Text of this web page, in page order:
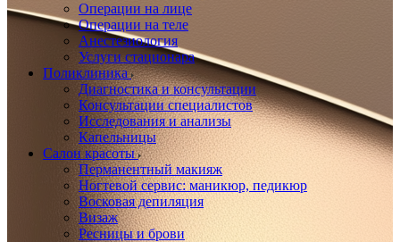
Операции на лице
Операции на теле
Анестезиология
Услуги стационара
Поликлиника
Диагностика и консультации
Консультации специалистов
Исследования и анализы
Капельницы
Салон красоты
Перманентный макияж
Ногтевой сервис: маникюр, педикюр
Восковая депиляция
Визаж
Ресницы и брови